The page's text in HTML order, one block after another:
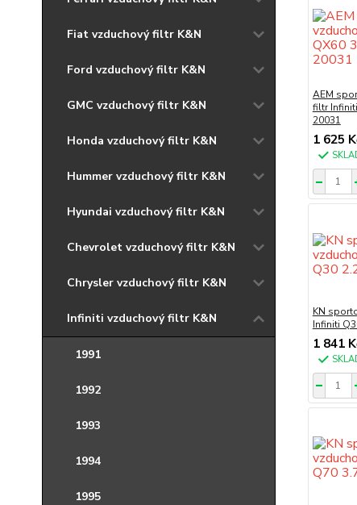
Fiat vzduchový filtr K&N
Ford vzduchový filtr K&N
GMC vzduchový filtr K&N
Honda vzduchový filtr K&N
Hummer vzduchový filtr K&N
Hyundai vzduchový filtr K&N
Chevrolet vzduchový filtr K&N
Chrysler vzduchový filtr K&N
Infiniti vzduchový filtr K&N
1991
1992
1993
1994
1995
AEM
filtr
20031
1 625
KN
Infiniti
1 841